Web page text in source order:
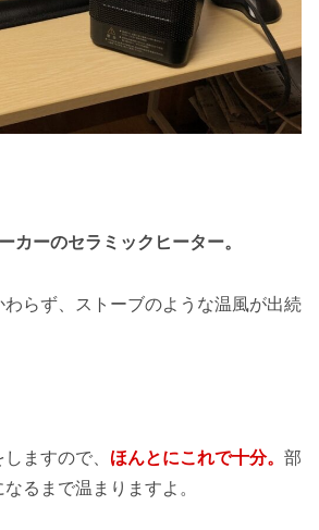
カーのセラミックヒーター。
わらず、ストーブのような温風が出続
ますので、 ほんとにこれで十分。 部
るまで温まりますよ。